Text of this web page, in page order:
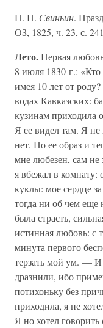
П. П. Свиньин.
ОЗ, 1825, ч. 23, с.
Лето.Первая
8 июля 1830 г.:
имея 10 лет от
водах Кавказских:
кузинам приходила
Я ее видел там. Я
нет. Но ее образ и
мне любезен, сам
я вбежал в комнату:
куклы: мое сердце
тогда ни об чем еще
была страсть,
истинная любовь: с
минута первого
терзать мой ум. — И
дразнили, ибо
потихоньку без
приходила, я не
Я но хотел